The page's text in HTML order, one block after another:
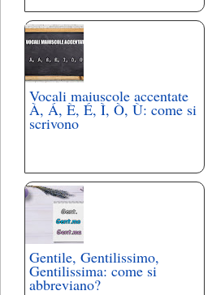
Vocali maiuscole accentate
À, Á, È, É, Ì, Ò, Ù: come si
scrivono
Gentile, Gentilissimo,
Gentilissima: come si
abbreviano?